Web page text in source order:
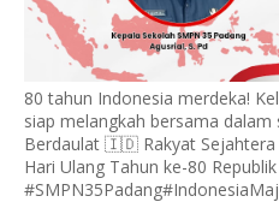
80 tahun Indonesia merdeka!
siap melangkah bersama
Berdaulat 🇮🇩 Rakyat Sejahtera
Hari Ulang Tahun ke-80